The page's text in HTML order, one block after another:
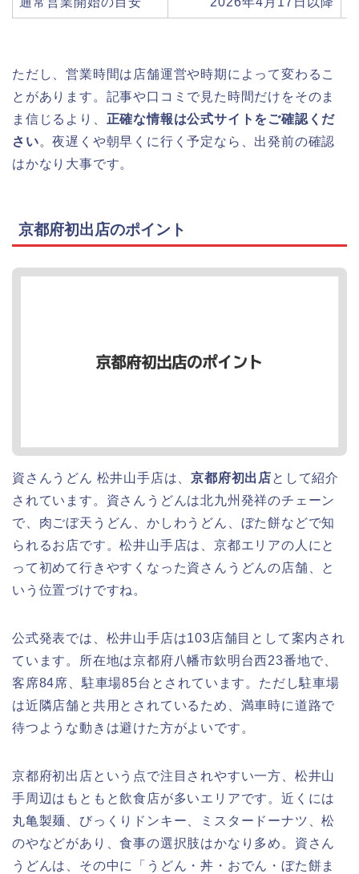
ただし、営業時間は店舗運営や時期によって変わるこ
とがあります。記事や口コミで見た時間だけをそのま
ま信じるより、 正確な情報は公式サイトをご確認くだ
さい。夜遅くや朝早くに行く予定なら、出発前の確認
はかなり大事です。
京都府初出店のポイント
資さんうどん 松井山手店は、京都府初出店として紹介
されています。資さんうどんは北九州発祥のチェーン
で、肉ごぼ天うどん、かしわうどん、ぼた餅などで知
られるお店です。松井山手店は、京都エリアの人にと
って初めて行きやすくなった資さんうどんの店舗、と
いう位置づけですね。
公式発表では、松井山手店は103店舗目として案内され
ています。所在地は京都府八幡市欽明台西23番地で、
客席84席、駐車場85台とされています。ただし駐車場
は近隣店舗と共用とされているため、満車時に道路で
待つような動きは避けた方がよいです。
京都府初出店という点で注目されやすい一方、松井山
手周辺はもともと飲食店が多いエリアです。近くには
丸亀製麺、びっくりドンキー、ミスタードーナツ、松
のやなどがあり、食事の選択肢はかなり多め。資さん
うどんは、その中に「うどん・丼・おでん・ぼた餅ま